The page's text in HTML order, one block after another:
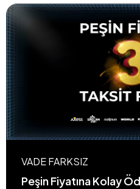
VADE FARKSIZ
Peşin Fiyatına Kolay